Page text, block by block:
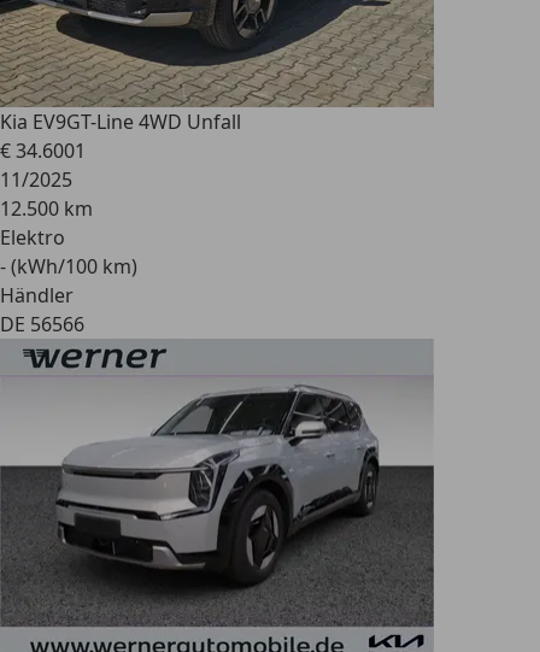
Kia EV9GT-Line 4WD Unfall
€ 34.6001
11/2025
12.500 km
Elektro
- (kWh/100 km)
Händler
DE 56566